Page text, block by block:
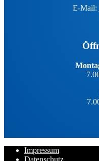
E-Mail:
Impressum
Datenschutz